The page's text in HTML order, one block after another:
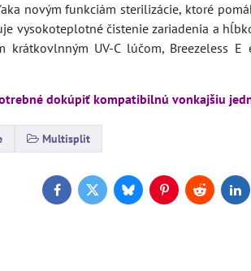
novým funkciám sterilizácie, ktoré
vysokoteplotné čistenie zariadenia a
krátkovlnným UV-C lúčom, Breezeless
dokúpiť kompatibilnú vonkajšiu
Multisplit
FacebookTwitterBlueskyPinterestReddit